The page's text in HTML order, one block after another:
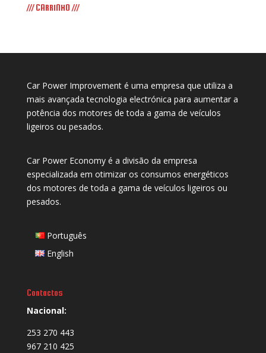
/// CARRINHO ///
Car Power Improvement é uma empresa que utiliza a
mais avançada tecnologia electrónica para aumentar a
potência dos motores de toda a gama de veículos
ligeiros ou pesados.
Car Power Economy é a divisão da empresa
especializada em otimizar os consumos energéticos
dos motores de toda a gama de veículos ligeiros ou
pesados.
Português
English
Contactos
Nacional:
253 270 443
967 210 425